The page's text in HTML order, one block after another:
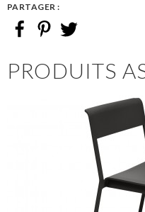
PARTAGER :
PRODUITS